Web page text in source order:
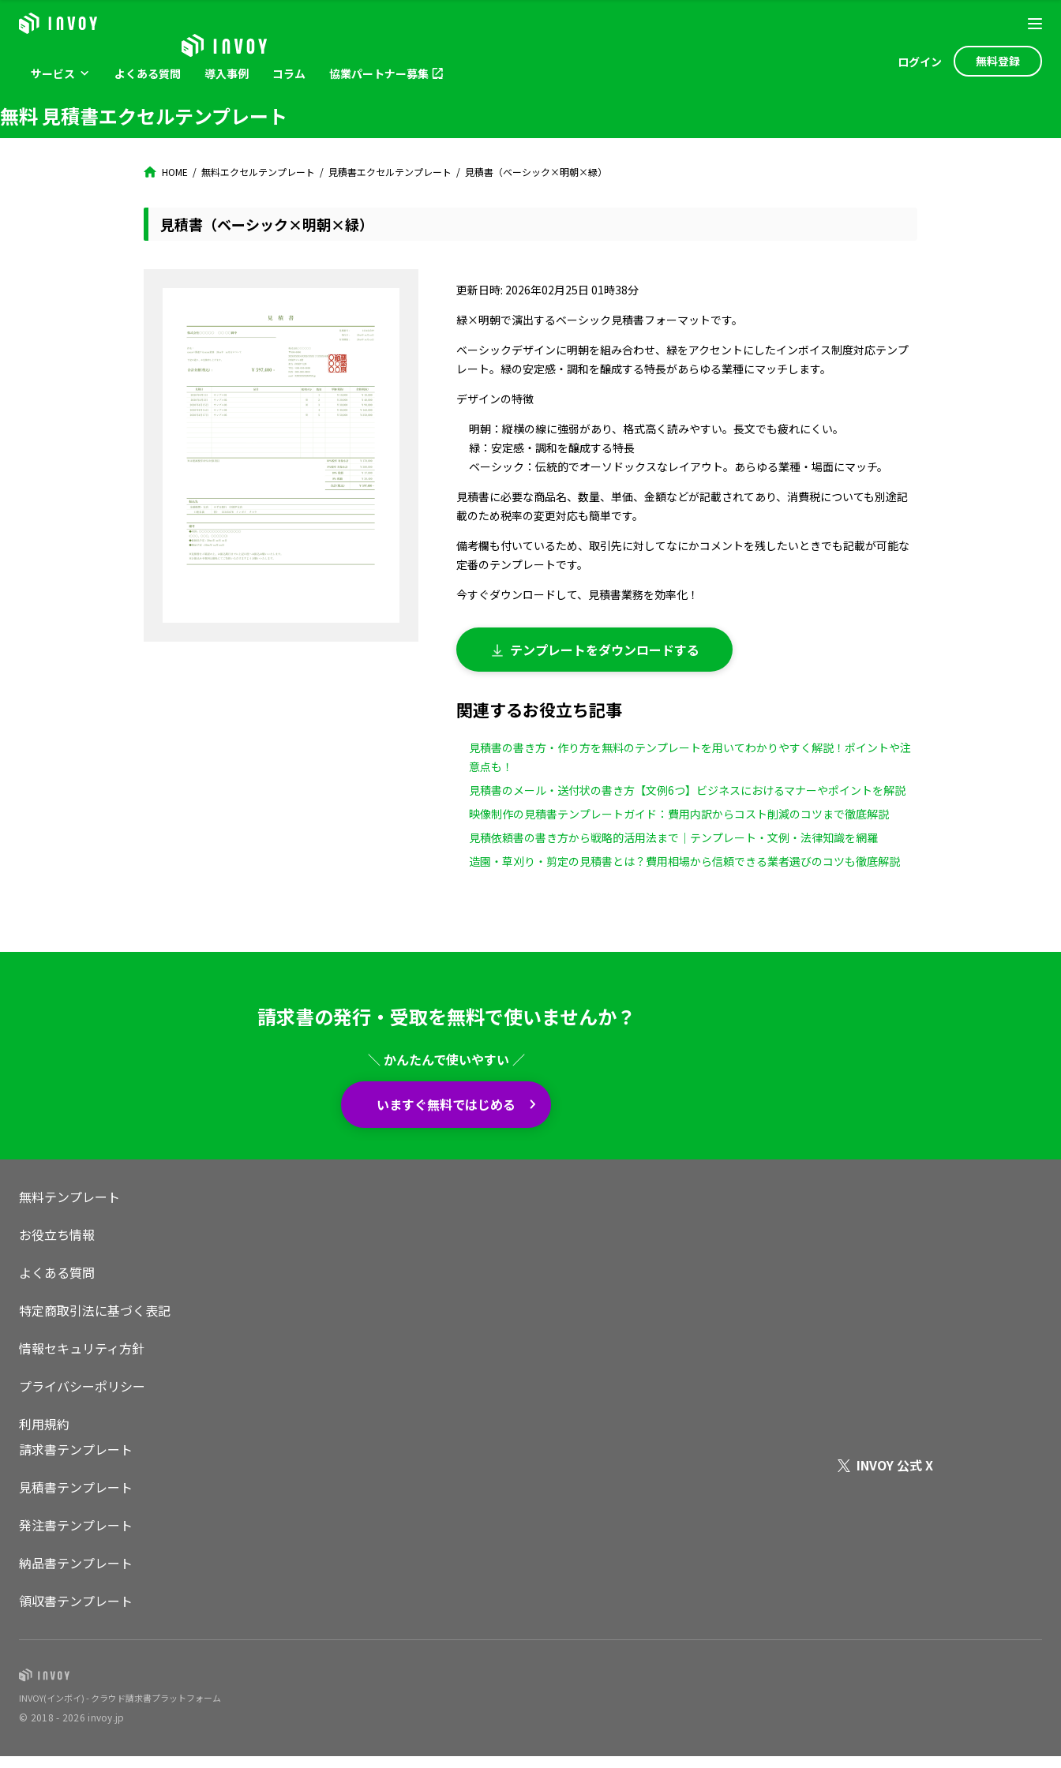
サービス よくある質問 導入事例 コラム 協業パートナー募集
ログイン 無料登録
無料 見積書エクセルテンプレート
HOME 無料エクセルテンプレート 見積書エクセルテンプレート 見積書（ベーシック×明朝×緑）
見積書（ベーシック×明朝×緑）
更新日時: 2026年02月25日 01時38分
緑×明朝で演出するベーシック見積書フォーマットです。
ベーシックデザインに明朝を組み合わせ、緑をアクセントにしたインボイス制度対応テンプ
レート。緑の安定感・調和を醸成する特長があらゆる業種にマッチします。
デザインの特徴
明朝：縦横の線に強弱があり、格式高く読みやすい。長文でも疲れにくい。
緑：安定感・調和を醸成する特長
ベーシック：伝統的でオーソドックスなレイアウト。あらゆる業種・場面にマッチ。
見積書に必要な商品名、数量、単価、金額などが記載されてあり、消費税についても別途記
載のため税率の変更対応も簡単です。
備考欄も付いているため、取引先に対してなにかコメントを残したいときでも記載が可能な
定番のテンプレートです。
今すぐダウンロードして、見積書業務を効率化！
テンプレートをダウンロードする
関連するお役立ち記事
見積書の書き方・作り方を無料のテンプレートを用いてわかりやすく解説！ポイントや注
意点も！
見積書のメール・送付状の書き方【文例6つ】ビジネスにおけるマナーやポイントを解説
映像制作の見積書テンプレートガイド：費用内訳からコスト削減のコツまで徹底解説
見積依頼書の書き方から戦略的活用法まで｜テンプレート・文例・法律知識を網羅
造園・草刈り・剪定の見積書とは？費用相場から信頼できる業者選びのコツも徹底解説
請求書の発行・受取を無料で使いませんか？
＼ かんたんで使いやすい ／
いますぐ無料ではじめる
無料テンプレート
お役立ち情報
よくある質問
特定商取引法に基づく表記
情報セキュリティ方針
プライバシーポリシー
利用規約
請求書テンプレート
見積書テンプレート
発注書テンプレート
納品書テンプレート
領収書テンプレート
INVOY 公式 X
INVOY(インボイ) - クラウド請求書プラットフォーム
© 2018 - 2026 invoy.jp